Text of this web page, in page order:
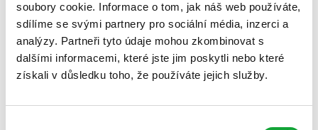
soubory cookie. Informace o tom, jak náš web používáte,
sdílíme se svými partnery pro sociální média, inzerci a
analýzy. Partneři tyto údaje mohou zkombinovat s
dalšími informacemi, které jste jim poskytli nebo které
získali v důsledku toho, že používáte jejich služby.